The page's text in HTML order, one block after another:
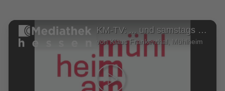
KM-TV: ... und samstags wird gebadet
von Klaus Frankenthal, Mühlheim